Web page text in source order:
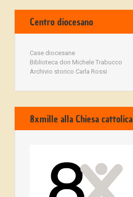
Centro diocesano
Case diocesane
Biblioteca don Michele Trabucco
Archivio storico Carla Rossi
8xmille alla Chiesa cattolica